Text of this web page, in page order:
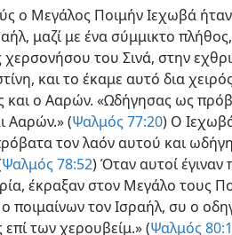
ο Μεγάλος Ποιμήν Ιεχωβά
μαζί με ένα σύμμικτο
του Σινά, στην
και το έκαμε αυτό δια
ο Ααρών. «Ωδήγησας ως
Ααρών.» (Ψαλμός 77:20) Ο
τον λαόν αυτού και
Ψαλμός 78:52) Όταν αυτοί έγιναν
έκραξαν στον Μεγάλο τους
ποιμαίνων τον Ισραήλ, συ ο
των χερουβείμ.» (Ψαλμός 80:1